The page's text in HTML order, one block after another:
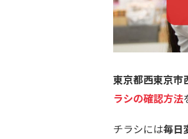
東京都西東京市
ラシの確認方法
チラシには毎日